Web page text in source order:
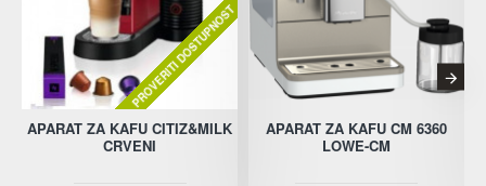
PROVERITI DOSTUPNOST
APARAT ZA KAFU CITIZ&MILK
CRVENI
APARAT ZA KAFU CM 6360
LOWE-CM